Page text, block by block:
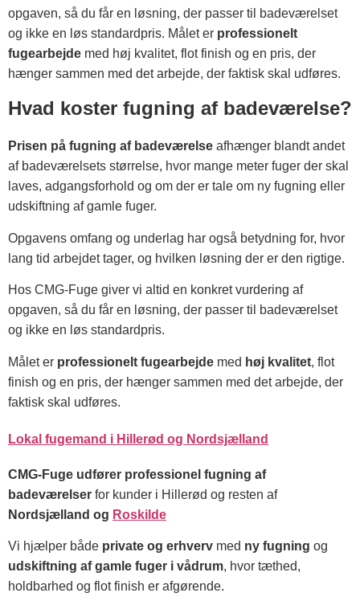
opgaven, så du får en løsning, der passer til badeværelset
og ikke en løs standardpris. Målet er professionelt
fugearbejde med høj kvalitet, flot finish og en pris, der
hænger sammen med det arbejde, der faktisk skal udføres.
Hvad koster fugning af badeværelse?
Prisen på fugning af badeværelse afhænger blandt andet
af badeværelsets størrelse, hvor mange meter fuger der skal
laves, adgangsforhold og om der er tale om ny fugning eller
udskiftning af gamle fuger.
Opgavens omfang og underlag har også betydning for, hvor
lang tid arbejdet tager, og hvilken løsning der er den rigtige.
Hos CMG-Fuge giver vi altid en konkret vurdering af
opgaven, så du får en løsning, der passer til badeværelset
og ikke en løs standardpris.
Målet er professionelt fugearbejde med høj kvalitet, flot
finish og en pris, der hænger sammen med det arbejde, der
faktisk skal udføres.
Lokal fugemand i Hillerød og Nordsjælland
CMG-Fuge udfører professionel fugning af
badeværelser for kunder i Hillerød og resten af
Nordsjælland og Roskilde
Vi hjælper både private og erhverv med ny fugning og
udskiftning af gamle fuger i vådrum, hvor tæthed,
holdbarhed og flot finish er afgørende.